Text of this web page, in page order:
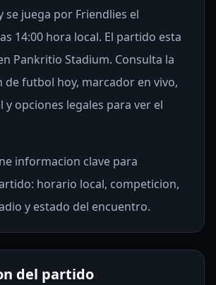
se juega por Friendlies el
14:00 hora local. El partido esta
Pankritio Stadium. Consulta la
futbol hoy, marcador en vivo,
opciones legales para ver el
informacion clave para
horario local, competicion,
y estado del encuentro.
del partido